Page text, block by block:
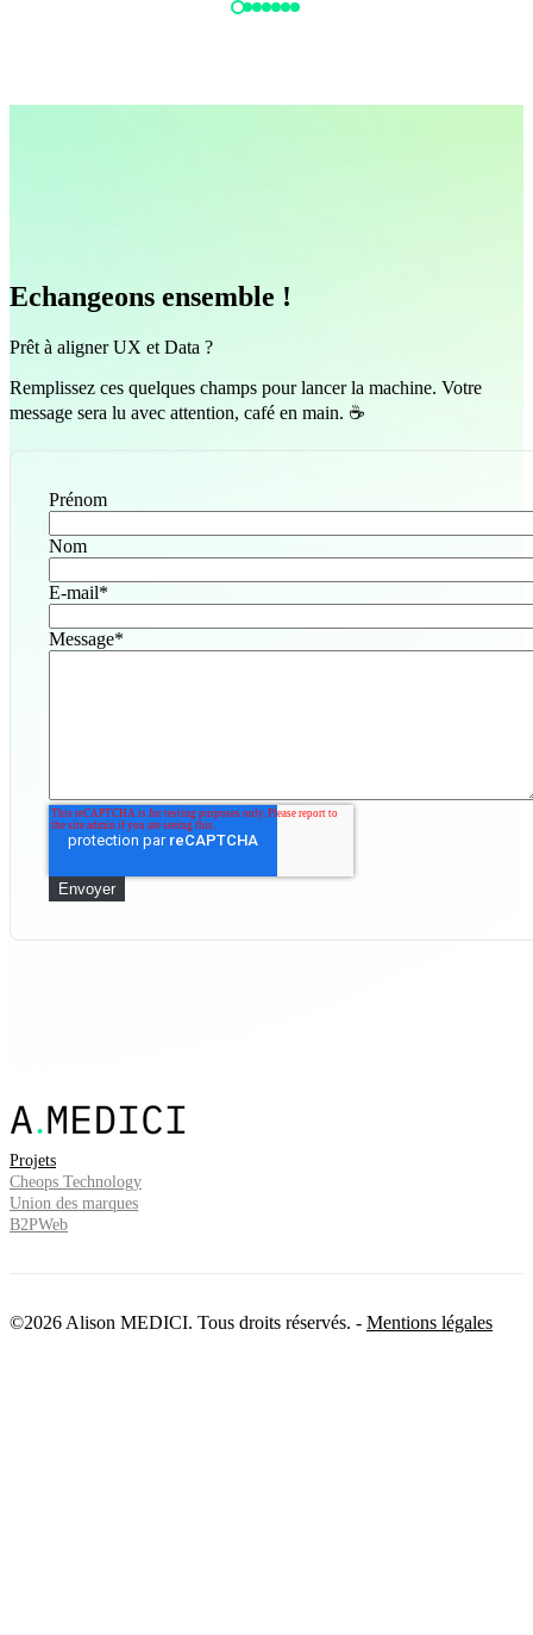
Directeur BU Web, DIGITALISIM
Echangeons ensemble !
Prêt à aligner UX et Data ?
Remplissez ces quelques champs pour lancer la machine. Votre
message sera lu avec attention, café en main. ☕️
Prénom
Nom
E-mail*
Message*
Projets
Cheops Technology
Union des marques
B2PWeb
©2026 Alison MEDICI. Tous droits réservés. - Mentions légales